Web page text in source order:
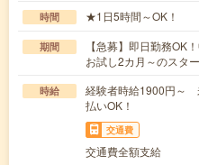
時間 ★1日5時間～OK！
期間
【急募】即日勤務
お試し2カ月～のスタ
時給
経験者時給1900円～
払いOK！
交通費
交通費全額支給